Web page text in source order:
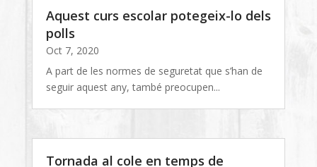
Aquest curs escolar potegeix-lo dels
polls
Oct 7, 2020
A part de les normes de seguretat que s’han de
seguir aquest any, també preocupen...
Tornada al cole en temps de